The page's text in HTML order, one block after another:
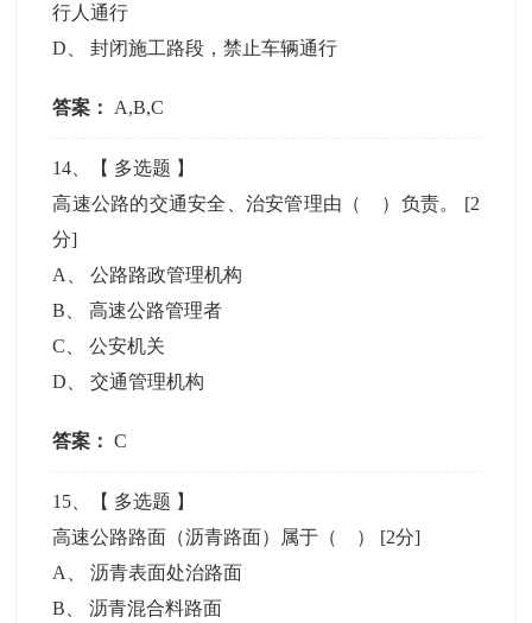
行人通行
D 、封闭施工路段，禁止车辆通行
答案： A,B,C
14 、【 多选题 】
高速公路的交通安全、治安管理由（ ）负责。 [2
分]
A
、公路路政管理机构
B 、高速公路管理者
C 、公安机关
D 、交通管理机构
答案： C
15 、【 多选题 】
高速公路路面（沥青路面）属于（ ） [2分]
A
、沥青表面处治路面
B 、沥青混合料路面